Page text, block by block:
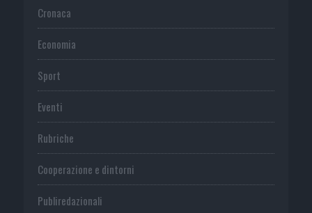
Cronaca
Economia
Sport
Eventi
Rubriche
Cooperazione e dintorni
Publiredazionali